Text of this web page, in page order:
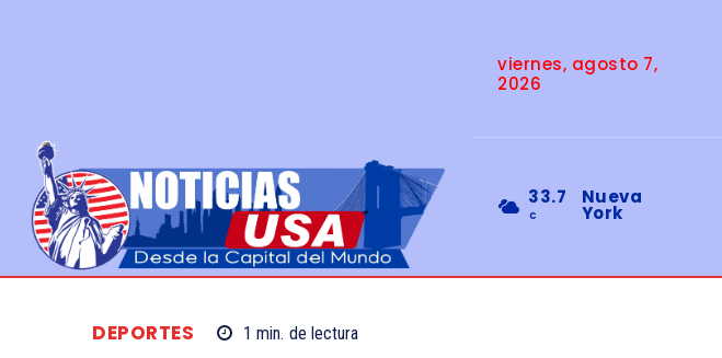
viernes, agosto 7,
2026
33.7
C
Nueva
York
DEPORTES 1 min. de lectura